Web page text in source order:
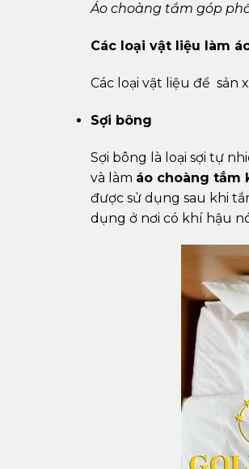
Áo choàng tắm góp
Các loại vật liệu làm
Các loại vật liệu để sản
Sợi bông
Sợi bông là loại sợi tự
và làm áo choàng tắm
được sử dụng sau khi
dụng ở nơi có khí hậu